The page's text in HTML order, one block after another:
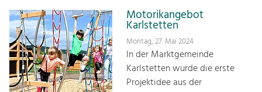
Motorikangebot
Karlstetten
Montag, 27. Mai 2024
In der Marktgemeinde
Karlstetten wurde die erste
Projektidee aus der